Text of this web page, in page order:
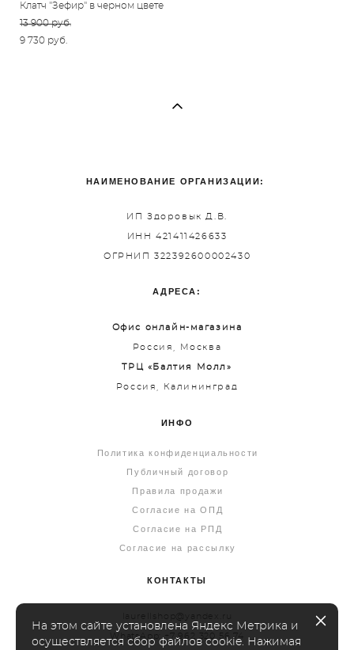
Клатч "Зефир" в черном цвете
13 900 pуб.
9 730 pуб.
НАИМЕНОВАНИЕ ОРГАНИЗАЦИИ:
ИП Здоровык Д.В.
ИНН 421411426633
ОГРНИП 322392600002430
АДРЕСА:
Офис онлайн-магазина
Россия, Москва
ТРЦ «Балтия Молл»
Россия, Калининград
ИНФО
Политика конфиденциальности
Публичный договор
Правила продажи
Согласие на ОПД
Согласие на РПД
Согласие на рассылку
КОНТАКТЫ
WhatsApp: +7 962 320 56 74
На этом сайте установлена Яндекс Метрика и
осуществляется сбор файлов cookie. Нажимая